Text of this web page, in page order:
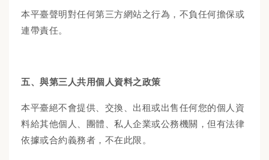
本平臺聲明對任何第三方網站之行為，不負任何擔保或
連帶責任。
五、與第三人共用個人資料之政策
本平臺絕不會提供、交換、出租或出售任何您的個人資
料給其他個人、團體、私人企業或公務機關，但有法律
依據或合約義務者，不在此限。